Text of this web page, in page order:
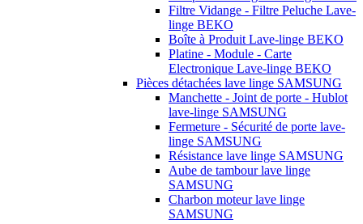
Filtre Vidange - Filtre Peluche Lave-
linge BEKO
Boîte à Produit Lave-linge BEKO
Platine - Module - Carte
Electronique Lave-linge BEKO
Pièces détachées lave linge SAMSUNG
Manchette - Joint de porte - Hublot
lave-linge SAMSUNG
Fermeture - Sécurité de porte lave-
linge SAMSUNG
Résistance lave linge SAMSUNG
Aube de tambour lave linge
SAMSUNG
Charbon moteur lave linge
SAMSUNG